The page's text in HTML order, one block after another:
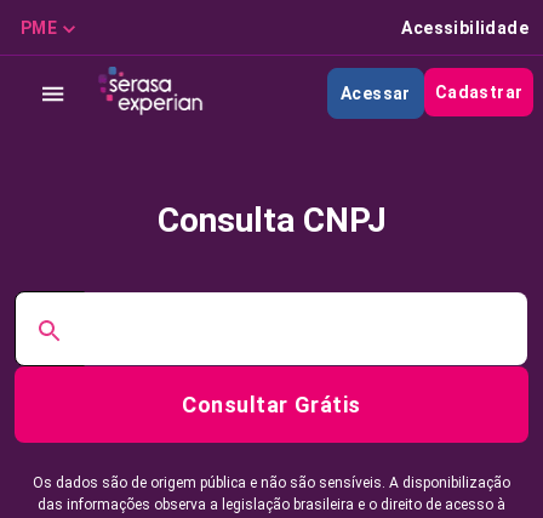
PME Acessibilidade
Acessar Cadastrar
Consulta CNPJ
Consultar Grátis
Os dados são de origem pública e não são sensíveis. A disponibilização
das informações observa a legislação brasileira e o direito de acesso à